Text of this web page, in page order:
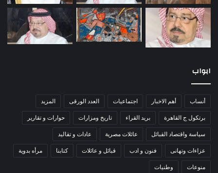
ابواب
أنساب أهم الاخبار اجتماعيات العدد الورقى المزيد
برتكول ج القاهرة بريد القراء تاريخ ومزارات حوارات و تقارير
سياسة واقتصاد القبائل عائلات مصرية عادات و تقاليد
عزاءات وتهانى فنون و ادب قبائل و عائلات كتابنا مرأه بدوية
منوعات وطنيات